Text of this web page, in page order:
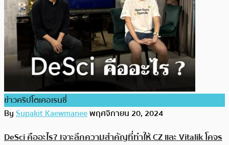
ข่าวคริปโตเคอเรนซี่
BySupakit Kaewmaneeพฤศจิกายน 20, 2024
DeSci คืออะไร? เจาะลึกความสำคัญที่ทำให้ CZ และ Vitalik โคจร